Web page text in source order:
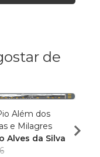
de
Além dos
e Milagres
Alves da Silva